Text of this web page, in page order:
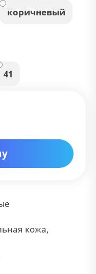
коричневый
41
кожа,